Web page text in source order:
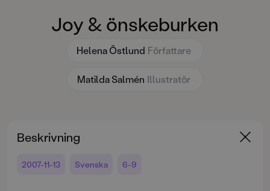
Joy & önskeburken
Helena Östlund Författare
Matilda Salmén Illustratör
Beskrivning
2007-11-13 Svenska 6-9